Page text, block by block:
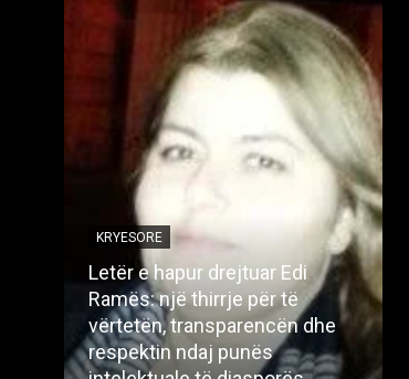
KRYESORE
Letër e hapur drejtuar Edi
Ramës: një thirrje për të
vërtetën, transparencën dhe
respektin ndaj punës